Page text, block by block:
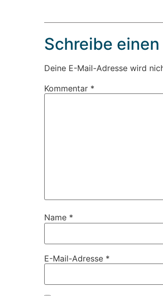
Schreibe
Deine E-Mail-Adresse wird
Kommentar *
Name *
E-Mail-Adresse *